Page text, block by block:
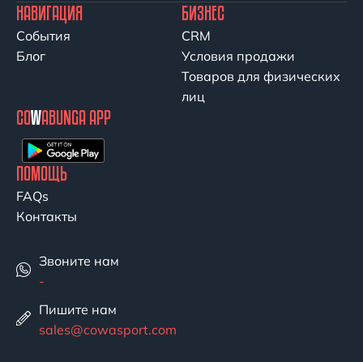
НАВИГАЦИЯ
События
Блог
БИЗНЕС
CRM
Условия продажи
Товаров для физических
лиц
COWABUNGA APP
ПОМОЩЬ
FAQs
Контакты
Звоните нам
-
Пишите нам
sales@cowasport.com